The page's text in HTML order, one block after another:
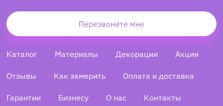
Перезвоните мне
Каталог Материалы Декорации Акции
Отзывы Как замерить Оплата и доставка
Гарантии Бизнесу О нас Контакты